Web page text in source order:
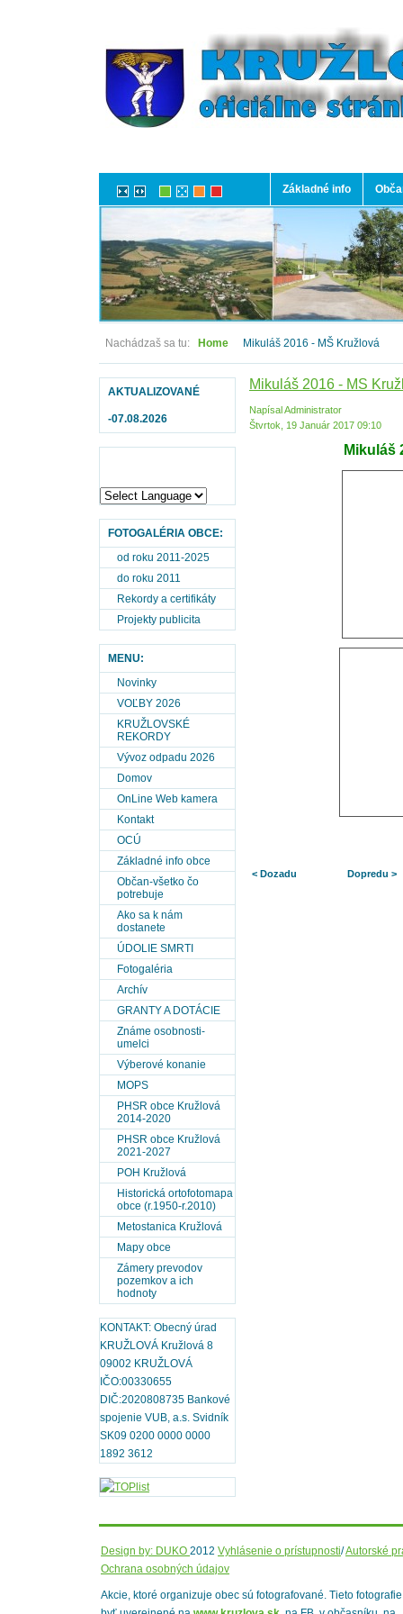
Základné info
Nachádzaš sa tu: Home Mikuláš 2016 - MŠ Kružlová
AKTUALIZOVANÉ
-07.08.2026
FOTOGALÉRIA OBCE:
od roku 2011-2025
do roku 2011
Rekordy a certifikáty
Projekty publicita
MENU:
Novinky
VOĽBY 2026
KRUŽLOVSKÉ
REKORDY
Vývoz odpadu 2026
Domov
OnLine Web kamera
Kontakt
OCÚ
Základné info obce
Občan-všetko čo
potrebuje
Ako sa k nám
dostanete
ÚDOLIE SMRTI
Fotogaléria
Archív
GRANTY A DOTÁCIE
Známe osobnosti-
umelci
Výberové konanie
MOPS
PHSR obce Kružlová
2014-2020
PHSR obce Kružlová
2021-2027
POH Kružlová
Historická ortofotomapa
obce (r.1950-r.2010)
Metostanica Kružlová
Mapy obce
Zámery prevodov
pozemkov a ich
hodnoty
KONTAKT: Obecný úrad
KRUŽLOVÁ Kružlová 8
09002 KRUŽLOVÁ
IČO:00330655
DIČ:2020808735 Bankové
spojenie VUB, a.s. Svidník
SK09 0200 0000 0000
1892 3612
Mikuláš 2016 - MŠ
Napísal Administrator
Štvrtok, 19 Január 2017 09:10
Mikuláš
< Dozadu Dopredu >
Design by: DUKO 2012 Vyhlásenie o prístupnosti/Autorské
Ochrana osobných údajov
Akcie, ktoré organizuje obec sú fotografované. Tieto